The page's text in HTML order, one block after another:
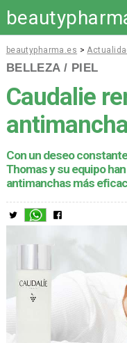
beautypharma.es >
BELLEZA / PIEL
Caudalie
Con un deseo
Thomas y su equipo
antimanchas más